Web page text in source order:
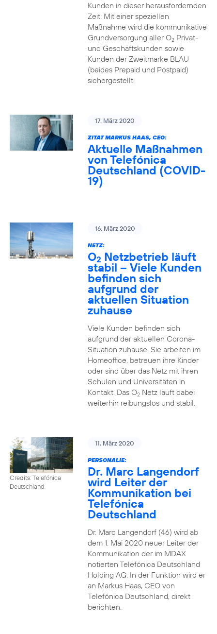
Kunden in dieser herausfordernden
Zeit: Mit einer speziellen
Maßnahme wird die kommunikative
Grundversorgung aller O2Privat-
und Geschäftskunden sowie
Kunden der Zweitmarke BLAU
(beides Prepaid und Postpaid)
sichergestellt.
17. März 2020
ZITAT MARKUS HAAS, CEO:
Aktuelle Maßnahmen
von Telefónica
Deutschland (COVID-
19)
16. März 2020
NETZ:
O2 Netzbetrieb läuft
stabil – Viele Kunden
befinden sich
aufgrund der
aktuellen Situation
zuhause
Viele Kunden befinden sich
aufgrund der aktuellen Corona-
Situation zuhause. Sie arbeiten im
Homeoffice, betreuen ihre Kinder
oder sind über das Netz mit ihren
Schulen und Universitäten in
Kontakt. Das O2Netz läuft dabei
weiterhin reibungslos und stabil.
Credits: Telefónica
Deutschland
11. März 2020
PERSONALIE:
Dr. Marc Langendorf
wird Leiter der
Kommunikation bei
Telefónica
Deutschland
Dr. Marc Langendorf (46) wird ab
dem 1. Mai 2020 neuer Leiter der
Kommunikation der im MDAX
notierten Telefónica Deutschland
Holding AG. In der Funktion wird er
an Markus Haas, CEO von
Telefónica Deutschland, direkt
berichten.